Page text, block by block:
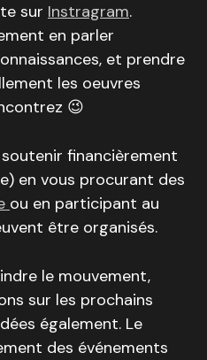
sur Instragram.
en parler
et prendre
les oeuvres
😉
financièrement
en vous procurant des
ou en participant au
être organisés.
le mouvement,
sur les prochains
également. Le
des événements